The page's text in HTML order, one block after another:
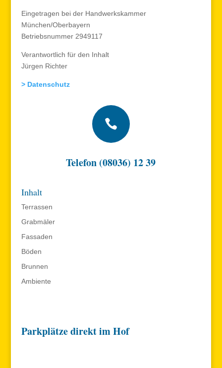
Eingetragen bei der Handwerkskammer
München/Oberbayern
Betriebsnummer 2949117
Verantwortlich für den Inhalt
Jürgen Richter
> Datenschutz

Telefon (08036) 12 39
Inhalt
Terrassen
Grabmäler
Fassaden
Böden
Brunnen
Ambiente
Parkplätze direkt im Hof